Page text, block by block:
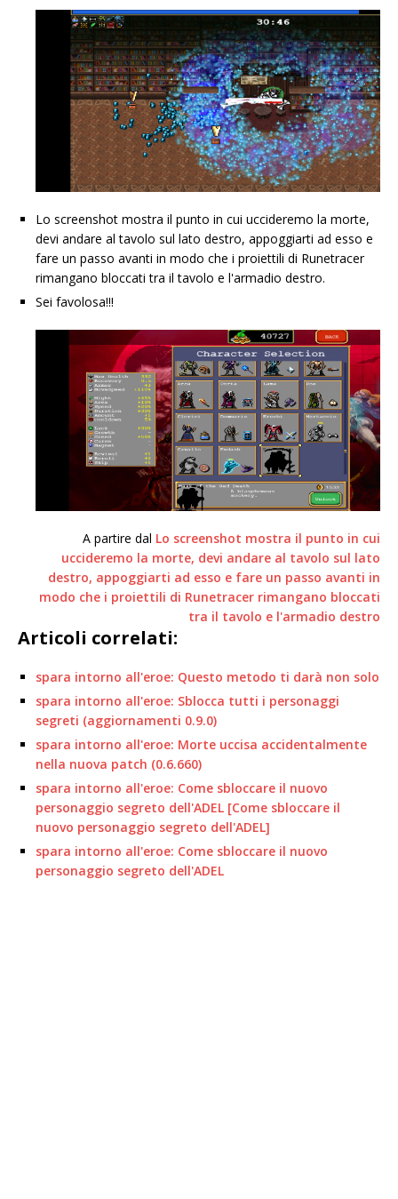
Lo screenshot mostra il punto in cui uccideremo la morte,
devi andare al tavolo sul lato destro, appoggiarti ad esso e
fare un passo avanti in modo che i proiettili di Runetracer
rimangano bloccati tra il tavolo e l'armadio destro.
Sei favolosa!!!
A partire dal Lo screenshot mostra il punto in cui
uccideremo la morte, devi andare al tavolo sul lato
destro, appoggiarti ad esso e fare un passo avanti in
modo che i proiettili di Runetracer rimangano bloccati
tra il tavolo e l'armadio destro
Articoli correlati:
spara intorno all'eroe: Questo metodo ti darà non solo
spara intorno all'eroe: Sblocca tutti i personaggi
segreti (aggiornamenti 0.9.0)
spara intorno all'eroe: Morte uccisa accidentalmente
nella nuova patch (0.6.660)
spara intorno all'eroe: Come sbloccare il nuovo
personaggio segreto dell'ADEL [Come sbloccare il
nuovo personaggio segreto dell'ADEL]
spara intorno all'eroe: Come sbloccare il nuovo
personaggio segreto dell'ADEL